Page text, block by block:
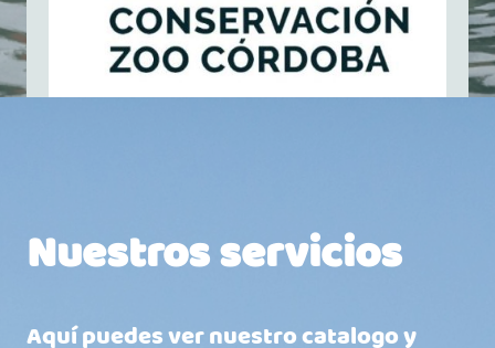
Nuestros servicios
Aquí puedes ver nuestro catalogo y